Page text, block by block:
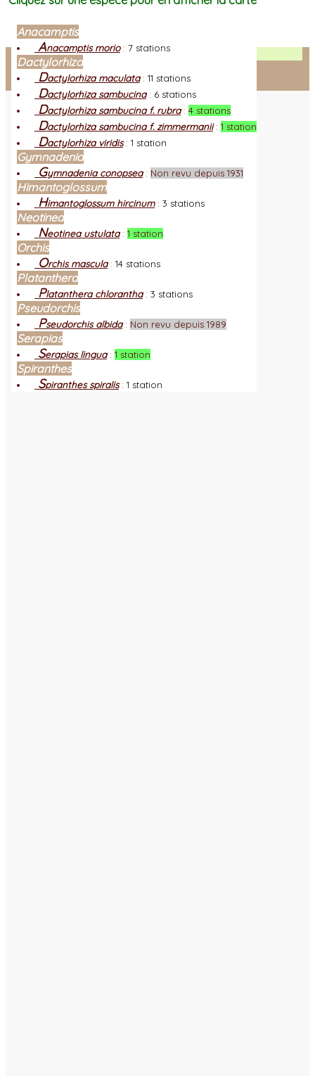
Facebook
Connexion adhérent
Anacamptis
Anacamptis morio: 7 stations
Dactylorhiza
Dactylorhiza maculata: 11 stations
Dactylorhiza sambucina: 6 stations
Dactylorhiza sambucina f. rubra: 4 stations
Dactylorhiza sambucina f. zimmermanii: 1 station
Dactylorhiza viridis: 1 station
Gymnadenia
Gymnadenia conopsea: Non revu depuis 1931
Himantoglossum
Himantoglossum hircinum: 3 stations
Neotinea
Neotinea ustulata: 1 station
Orchis
Orchis mascula: 14 stations
Platanthera
Platanthera chlorantha: 3 stations
Pseudorchis
Pseudorchis albida: Non revu depuis 1989
Serapias
Serapias lingua: 1 station
Spiranthes
Spiranthes spiralis: 1 station